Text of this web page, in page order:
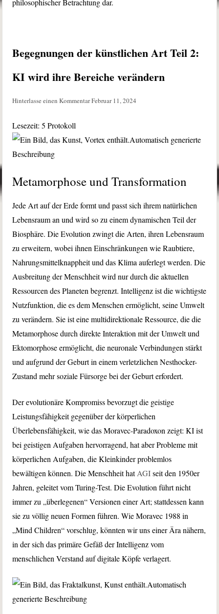
philosophischer Betrachtung dar.
Begegnungen der künstlichen Art Teil 2:
KI wird ihre Bereiche verändern
Hinterlasse einen KommentarFebruar 11, 2024
Lesezeit:5 Protokoll
Metamorphose und Transformation
Jede Art auf der Erde formt und passt sich ihrem natürlichen
Lebensraum an und wird so zu einem dynamischen Teil der
Biosphäre. Die Evolution zwingt die Arten, ihren Lebensraum
zu erweitern, wobei ihnen Einschränkungen wie Raubtiere,
Nahrungsmittelknappheit und das Klima auferlegt werden. Die
Ausbreitung der Menschheit wird nur durch die aktuellen
Ressourcen des Planeten begrenzt. Intelligenz ist die wichtigste
Nutzfunktion, die es dem Menschen ermöglicht, seine Umwelt
zu verändern. Sie ist eine multidirektionale Ressource, die die
Metamorphose durch direkte Interaktion mit der Umwelt und
Ektomorphose ermöglicht, die neuronale Verbindungen stärkt
und aufgrund der Geburt in einem verletzlichen Nesthocker-
Zustand mehr soziale Fürsorge bei der Geburt erfordert.
Der evolutionäre Kompromiss bevorzugt die geistige
Leistungsfähigkeit gegenüber der körperlichen
Überlebensfähigkeit, wie das Moravec-Paradoxon zeigt: KI ist
bei geistigen Aufgaben hervorragend, hat aber Probleme mit
körperlichen Aufgaben, die Kleinkinder problemlos
bewältigen können. Die Menschheit hatAGIseit den 1950er
Jahren, geleitet vom Turing-Test. Die Evolution führt nicht
immer zu „überlegenen“ Versionen einer Art; stattdessen kann
sie zu völlig neuen Formen führen. Wie Moravec 1988 in
„Mind Children“ vorschlug, könnten wir uns einer Ära nähern,
in der sich das primäre Gefäß der Intelligenz vom
menschlichen Verstand auf digitale Köpfe verlagert.